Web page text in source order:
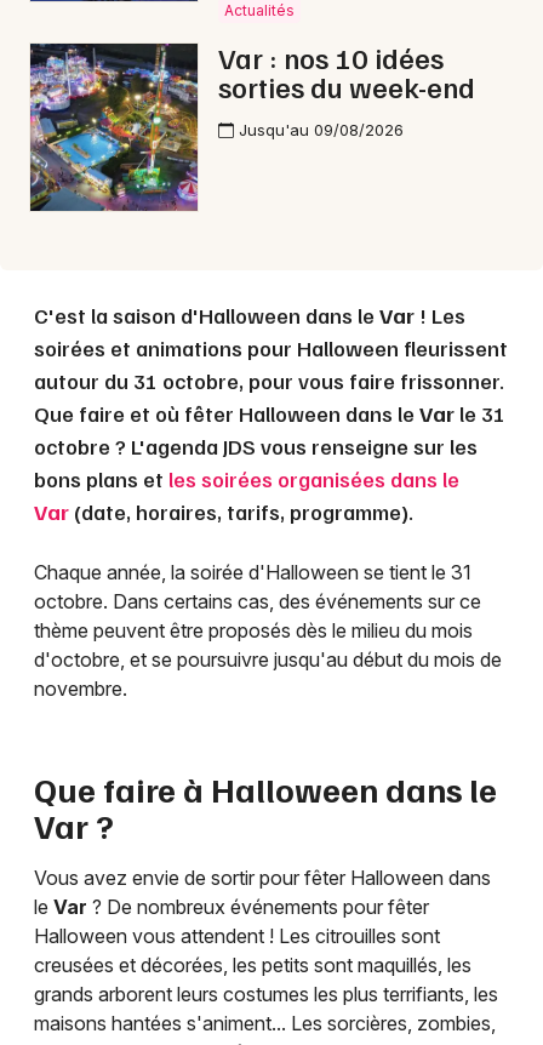
Je m'abonne
Actualités
Var : nos 10 idées
sorties du week-end
Jusqu'au 09/08/2026
C'est la saison d'Halloween dans le Var ! Les
soirées et animations pour Halloween fleurissent
autour du 31 octobre, pour vous faire frissonner.
Que faire et où fêter Halloween dans le Var le 31
octobre ? L'agenda JDS vous renseigne sur les
bons plans et les soirées organisées dans le
Var (date, horaires, tarifs, programme).
Chaque année, la soirée d'Halloween se tient le 31
octobre. Dans certains cas, des événements sur ce
thème peuvent être proposés dès le milieu du mois
d'octobre, et se poursuivre jusqu'au début du mois de
novembre.
Que faire à Halloween dans le
Var ?
Vous avez envie de sortir pour fêter Halloween dans
le Var ? De nombreux événements pour fêter
Halloween vous attendent ! Les citrouilles sont
creusées et décorées, les petits sont maquillés, les
grands arborent leurs costumes les plus terrifiants, les
maisons hantées s'animent... Les sorcières, zombies,